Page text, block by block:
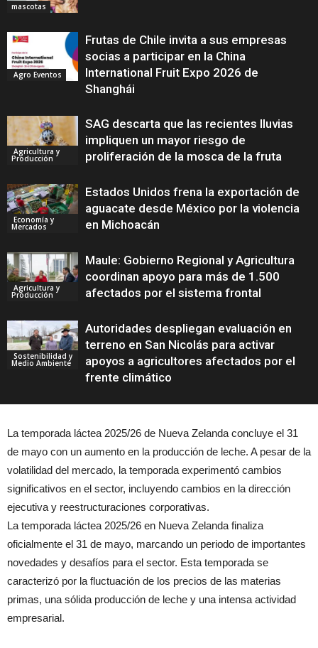
mascotas
Agro Eventos
Frutas de Chile invita a sus empresas
socias a participar en la China
International Fruit Expo 2026 de
Shanghái
Agricultura y
Producción
SAG descarta que las recientes lluvias
impliquen un mayor riesgo de
proliferación de la mosca de la fruta
Economía y
Mercados
Estados Unidos frena la exportación de
aguacate desde México por la violencia
en Michoacán
Agricultura y
Producción
Maule: Gobierno Regional y Agricultura
coordinan apoyo para más de 1.500
afectados por el sistema frontal
Sostenibilidad y
Medio Ambiente
Autoridades despliegan evaluación en
terreno en San Nicolás para activar
apoyos a agricultores afectados por el
frente climático
La temporada láctea 2025/26 de Nueva Zelanda concluye el 31
de mayo con un aumento en la producción de leche. A pesar de la
volatilidad del mercado, la temporada experimentó cambios
significativos en el sector, incluyendo cambios en la dirección
ejecutiva y reestructuraciones corporativas.
La temporada láctea 2025/26 en Nueva Zelanda finaliza
oficialmente el 31 de mayo, marcando un periodo de importantes
novedades y desafíos para el sector. Esta temporada se
caracterizó por la fluctuación de los precios de las materias
primas, una sólida producción de leche y una intensa actividad
empresarial.